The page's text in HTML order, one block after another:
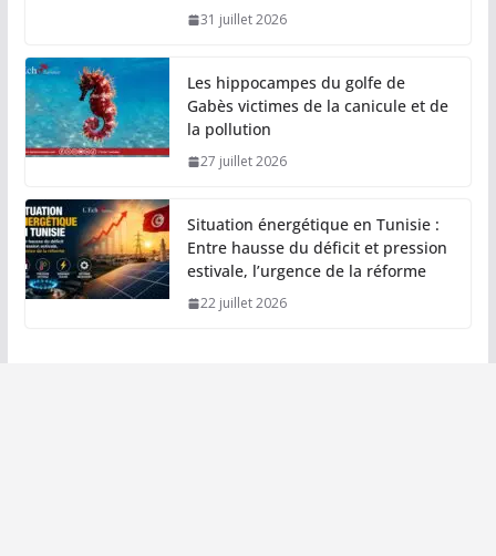
31 juillet 2026
Les hippocampes du golfe de
Gabès victimes de la canicule et de
la pollution
27 juillet 2026
Situation énergétique en Tunisie :
Entre hausse du déficit et pression
estivale, l’urgence de la réforme
22 juillet 2026